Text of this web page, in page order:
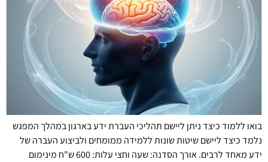
בואו ללמוד כיצד ניתן ליישם תהליכי העברת ידע בארגון במהלך המפגש
נלמד כיצד ליישם שיטות שונות ללמידה ממומחים ולביצוע העברה של
ידע מאחד לרבים. אורך הסדנה: שעה וחצי עלות: 600 ש"ח מינימום